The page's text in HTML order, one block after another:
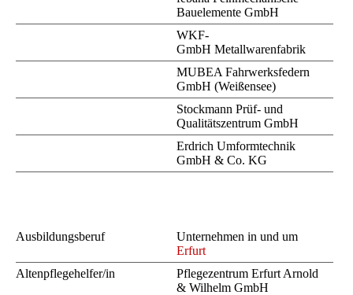
Bauelemente GmbH
WKF-
GmbH Metallwarenfabrik
MUBEA Fahrwerksfedern
GmbH (Weißensee)
Stockmann Prüf- und
Qualitätszentrum GmbH
Erdrich Umformtechnik
GmbH & Co. KG
Ausbildungsberuf
Unternehmen in und um
Erfurt
Altenpflegehelfer/in
Pflegezentrum Erfurt Arnold
& Wilhelm GmbH